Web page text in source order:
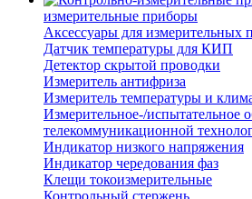
измерительные приборы
Аксессуары для измерительных
Датчик температуры для КИП
Детектор скрытой проводки
Измеритель антифриза
Измеритель температуры и
Измерительное-/испытательное
телекоммуникационной
Индикатор низкого напряжения
Индикатор чередования фаз
Клещи токоизмерительные
Контрольный стержень